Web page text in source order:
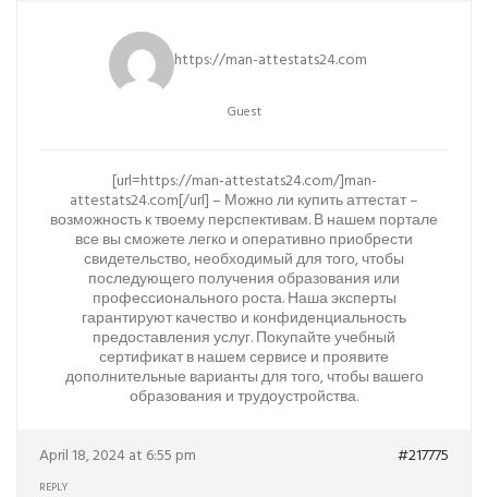
https://man-attestats24.com
Guest
[url=https://man-attestats24.com/]man-
attestats24.com[/url] – Можно ли купить аттестат –
возможность к твоему перспективам. В нашем портале
все вы сможете легко и оперативно приобрести
свидетельство, необходимый для того, чтобы
последующего получения образования или
профессионального роста. Наша эксперты
гарантируют качество и конфиденциальность
предоставления услуг. Покупайте учебный
сертификат в нашем сервисе и проявите
дополнительные варианты для того, чтобы вашего
образования и трудоустройства.
April 18, 2024 at 6:55 pm #217775
REPLY